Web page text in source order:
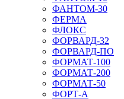
ФАНТОМ-30
ФЕРМА
ФЛОКС
ФОРВАРД-32
ФОРВАРД-ПО
ФОРМАТ-100
ФОРМАТ-200
ФОРМАТ-50
ФОРТ-А